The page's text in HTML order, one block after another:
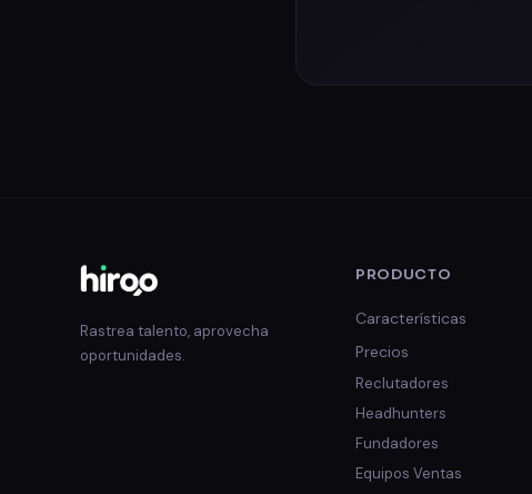
Rastrea talento, aprovecha
oportunidades.
PRODUCTO
Características
Precios
Reclutadores
Headhunters
Fundadores
Equipos Ventas